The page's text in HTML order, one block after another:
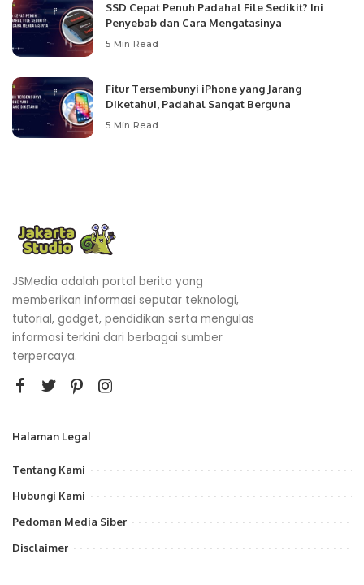
SSD Cepat Penuh Padahal File Sedikit? Ini
Penyebab dan Cara Mengatasinya
5 Min Read
Fitur Tersembunyi iPhone yang Jarang
Diketahui, Padahal Sangat Berguna
5 Min Read
JSMedia adalah portal berita yang
memberikan informasi seputar teknologi,
tutorial, gadget, pendidikan serta mengulas
informasi terkini dari berbagai sumber
terpercaya.
Halaman Legal
Tentang Kami
Hubungi Kami
Pedoman Media Siber
Disclaimer